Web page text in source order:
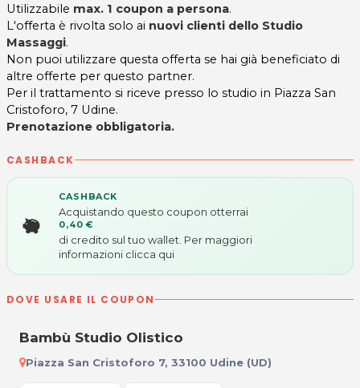
Utilizzabile max. 1 coupon a persona.
L'offerta è rivolta solo ai nuovi clienti dello Studio
Massaggi.
Non puoi utilizzare questa offerta se hai già beneficiato di
altre offerte per questo partner.
Per il trattamento si riceve presso lo studio in Piazza San
Cristoforo, 7 Udine.
Prenotazione obbligatoria.
CASHBACK
CASHBACK
Acquistando questo coupon otterrai
0,40 €
di credito sul tuo wallet. Per maggiori
informazioni clicca qui
DOVE USARE IL COUPON
Bambù Studio Olistico
Piazza San Cristoforo 7, 33100 Udine (UD)